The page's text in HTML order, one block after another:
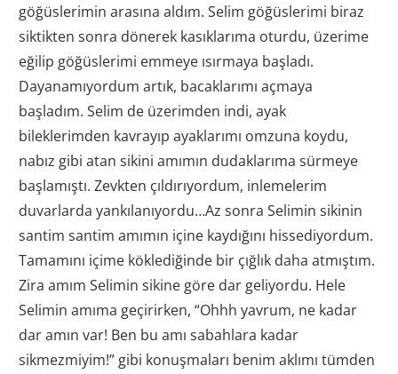
göğüslerimin arasına aldım. Selim göğüslerimi biraz
siktikten sonra dönerek kasıklarıma oturdu, üzerime
eğilip göğüslerimi emmeye ısırmaya başladı.
Dayanamıyordum artık, bacaklarımı açmaya
başladım. Selim de üzerimden indi, ayak
bileklerimden kavrayıp ayaklarımı omzuna koydu,
nabız gibi atan sikini amımın dudaklarıma sürmeye
başlamıştı. Zevkten çıldırıyordum, inlemelerim
duvarlarda yankılanıyordu…Az sonra Selimin sikinin
santim santim amımın içine kaydığını hissediyordum.
Tamamını içime köklediğinde bir çığlık daha atmıştım.
Zira amım Selimin sikine göre dar geliyordu. Hele
Selimin amıma geçirirken, “Ohhh yavrum, ne kadar
dar amın var! Ben bu amı sabahlara kadar
sikmezmiyim!” gibi konuşmaları benim aklımı tümden